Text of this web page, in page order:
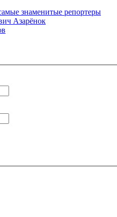
знаменитые репортеры
Азарёнок